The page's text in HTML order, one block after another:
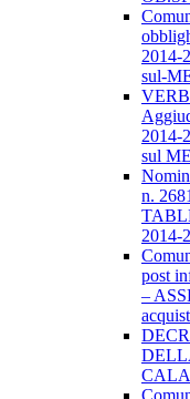
2014-
sul-
2014-
sul
n.
2014-
post
–